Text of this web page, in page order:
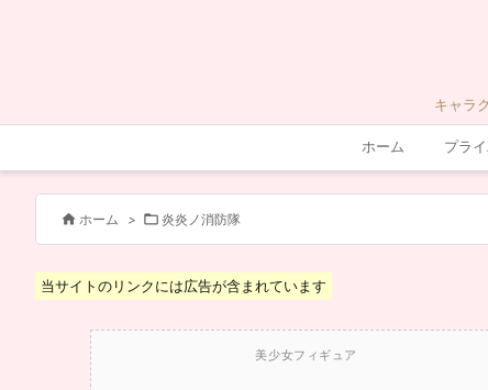
キャラ
ホーム プラ
 ホーム >  炎炎ノ消防隊
当サイトのリンクには広告が含まれています
美少女フィギュア